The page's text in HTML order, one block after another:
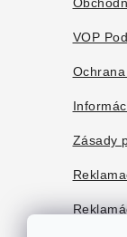
VOP
Zásady